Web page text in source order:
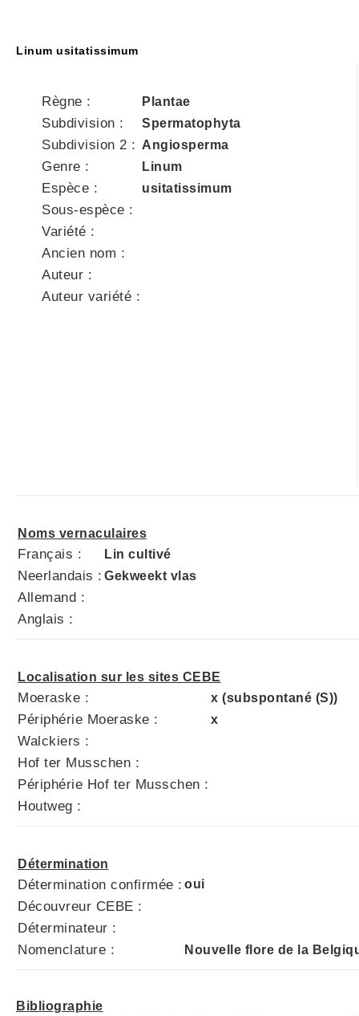
Linum usitatissimum
Règne : Plantae
Subdivision : Spermatophyta
Subdivision 2 : Angiosperma
Genre : Linum
Espèce : usitatissimum
Sous-espèce :
Variété :
Ancien nom :
Auteur :
Auteur variété :
Noms vernaculaires
Français : Lin cultivé
Neerlandais : Gekweekt vlas
Allemand :
Anglais :
Localisation sur les sites CEBE
Moeraske : x (subspontané (S))
Périphérie Moeraske : x
Walckiers :
Hof ter Musschen :
Périphérie Hof ter Musschen :
Houtweg :
Détermination
Détermination confirmée : oui
Découvreur CEBE :
Déterminateur :
Nomenclature :
Nouvelle flore de la
Bibliographie